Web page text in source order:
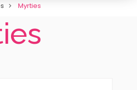
Myrties